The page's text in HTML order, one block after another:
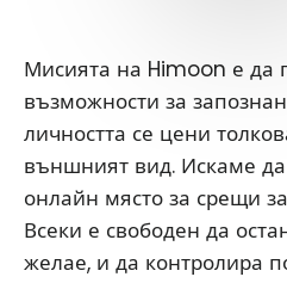
Мисията на Himoon е да
възможности за
личността се цени
външният вид. Искаме
онлайн място за срещи
Всеки е свободен да
желае, и да контролира